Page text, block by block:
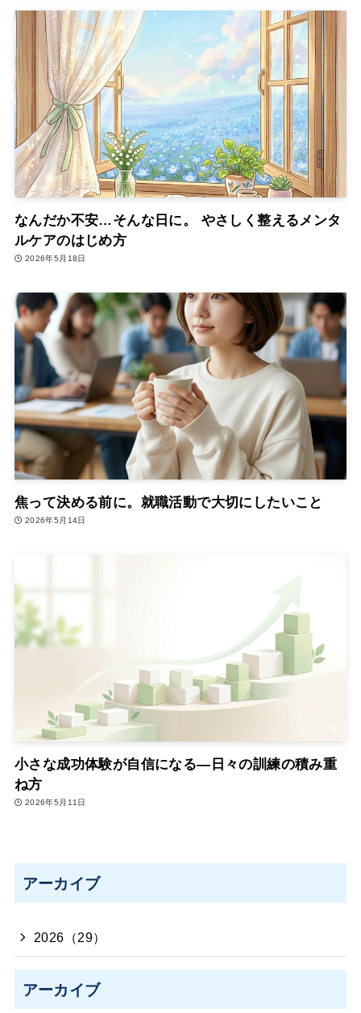
なんだか不安…そんな日に。 やさしく整えるメンタ
ルケアのはじめ方
2026年5月18日
焦って決める前に。就職活動で大切にしたいこと
2026年5月14日
小さな成功体験が自信になる―日々の訓練の積み重
ね方
2026年5月11日
アーカイブ
2026（29）
アーカイブ